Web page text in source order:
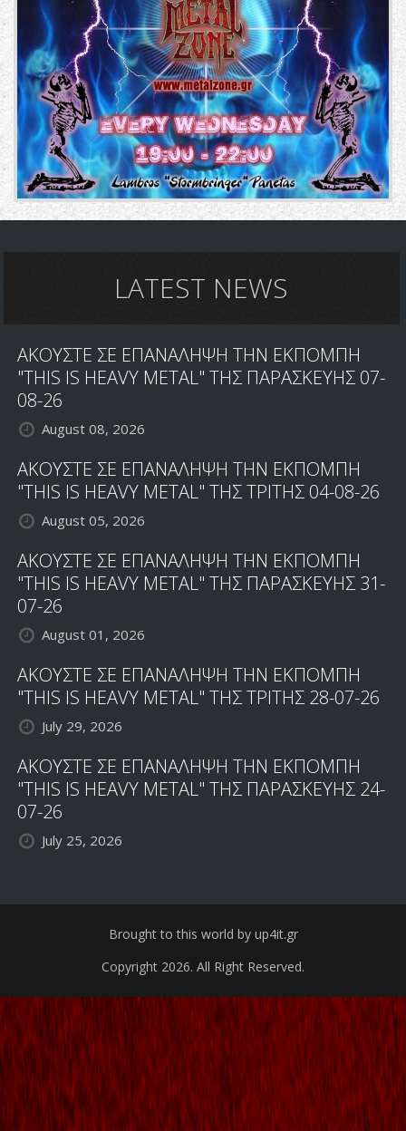
LATEST NEWS
ΑΚΟΥΣΤΕ ΣΕ ΕΠΑΝΑΛΗΨΗ ΤΗΝ ΕΚΠΟΜΠΗ
"THIS IS HEAVY METAL" ΤΗΣ ΠΑΡΑΣΚΕΥΗΣ 07-
08-26
August 08, 2026
ΑΚΟΥΣΤΕ ΣΕ ΕΠΑΝΑΛΗΨΗ ΤΗΝ ΕΚΠΟΜΠΗ
"THIS IS HEAVY METAL" ΤΗΣ ΤΡΙΤΗΣ 04-08-26
August 05, 2026
ΑΚΟΥΣΤΕ ΣΕ ΕΠΑΝΑΛΗΨΗ ΤΗΝ ΕΚΠΟΜΠΗ
"THIS IS HEAVY METAL" ΤΗΣ ΠΑΡΑΣΚΕΥΗΣ 31-
07-26
August 01, 2026
ΑΚΟΥΣΤΕ ΣΕ ΕΠΑΝΑΛΗΨΗ ΤΗΝ ΕΚΠΟΜΠΗ
"THIS IS HEAVY METAL" ΤΗΣ ΤΡΙΤΗΣ 28-07-26
July 29, 2026
ΑΚΟΥΣΤΕ ΣΕ ΕΠΑΝΑΛΗΨΗ ΤΗΝ ΕΚΠΟΜΠΗ
"THIS IS HEAVY METAL" ΤΗΣ ΠΑΡΑΣΚΕΥΗΣ 24-
07-26
July 25, 2026
Brought to this world by up4it.gr
Copyright 2026. All Right Reserved.